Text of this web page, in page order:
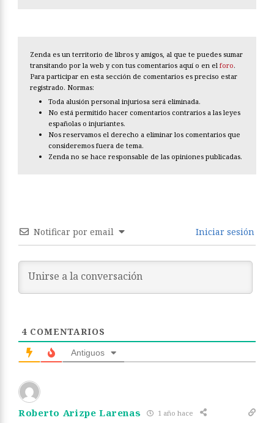
Zenda es un territorio de libros y amigos, al que te puedes sumar
transitando por la web y con tus comentarios aquí o en el foro.
Para participar en esta sección de comentarios es preciso estar
registrado. Normas:
Toda alusión personal injuriosa será eliminada.
No está permitido hacer comentarios contrarios a las leyes
españolas o injuriantes.
Nos reservamos el derecho a eliminar los comentarios que
consideremos fuera de tema.
Zenda no se hace responsable de las opiniones publicadas.
Notificar por email Iniciar sesión
4 COMENTARIOS
Antiguos
Roberto Arizpe Larenas 1 año hace